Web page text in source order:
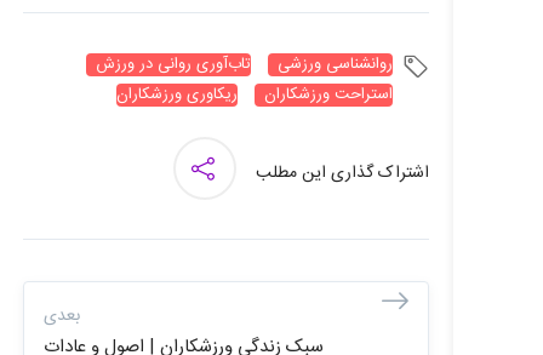
روانشناسی ورزشی
تاب‌آوری روانی در ورزش
استراحت ورزشکاران
ریکاوری ورزشکاران
اشتراک گذاری این مطلب
بعدی
سبک زندگی ورزشکاران | اصول و عادات